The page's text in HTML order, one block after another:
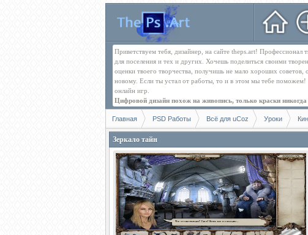
Приветствуем тебя, дизайнер, на сайте theps.art!
для поселения и тех и других. Хочешь поделиться своими
оценки твоего творчества, получишь не мало хороших
новому. Если ты устал от работы, то и в этом мы тебе
онлайн игр.
Цифровой дизайн похож на живопись, только краски
Главная PSD Работы Всё для uCoz Уроки
Зеркало тайн